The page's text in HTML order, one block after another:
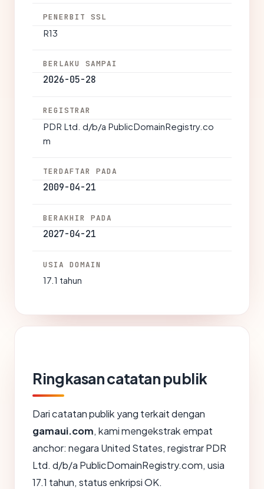
PENERBIT SSL
R13
BERLAKU SAMPAI
2026-05-28
REGISTRAR
PDR Ltd. d/b/a PublicDomainRegistry.co
m
TERDAFTAR PADA
2009-04-21
BERAKHIR PADA
2027-04-21
USIA DOMAIN
17.1 tahun
Ringkasan catatan publik
Dari catatan publik yang terkait dengan
gamaui.com, kami mengekstrak empat
anchor: negara United States, registrar PDR
Ltd. d/b/a PublicDomainRegistry.com, usia
17.1 tahun, status enkripsi OK.